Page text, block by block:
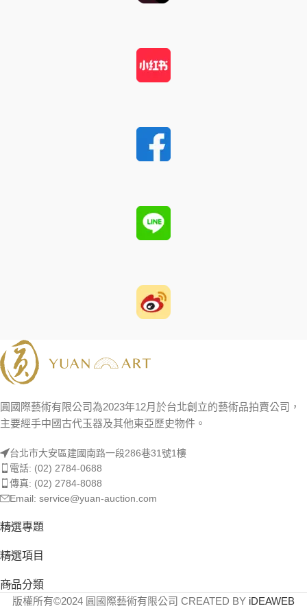
圓國際藝術有限公司為2023年12月於台北創立的藝術品拍賣公司，
主要經手中國古代玉器及其他東亞歷史物件。
台北市大安區建國南路一段286巷31號1樓
電話: (02) 2784-0688
傳真: (02) 2784-8088
Email: service@yuan-auction.com
精選專題
精選項目
商品分類
版權所有©2024 圓國際藝術有限公司 CREATED BY iDEAWEB